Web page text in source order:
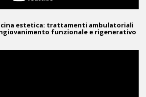
estetica: trattamenti ambulatoriali
funzionale e rigenerativo